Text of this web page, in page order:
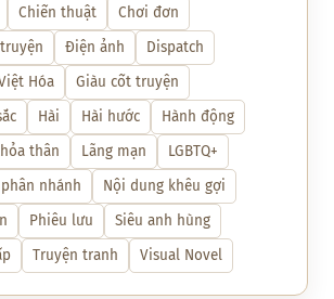
Chiến thuật
Chơi đơn
Điện ảnh
Dispatch
Hóa
Giàu cốt truyện
Hài Hài hước
Hành động
thân Lãng mạn
LGBTQ+
nhánh
Nội dung khêu gợi
Phiêu lưu
Siêu anh hùng
Truyện tranh Visual Novel